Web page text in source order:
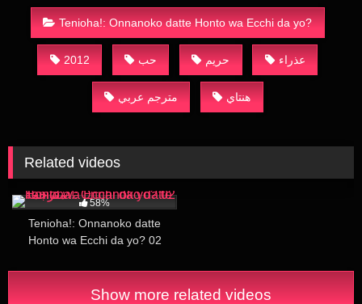
Tenioha!: Onnanoko datte Honto wa Ecchi da yo?
2012 حب حريم عذراء
مترجم عربي هنتاي
Related videos
58%
Tenioha!: Onnanoko datte
Honto wa Ecchi da yo? 02
Show more related videos